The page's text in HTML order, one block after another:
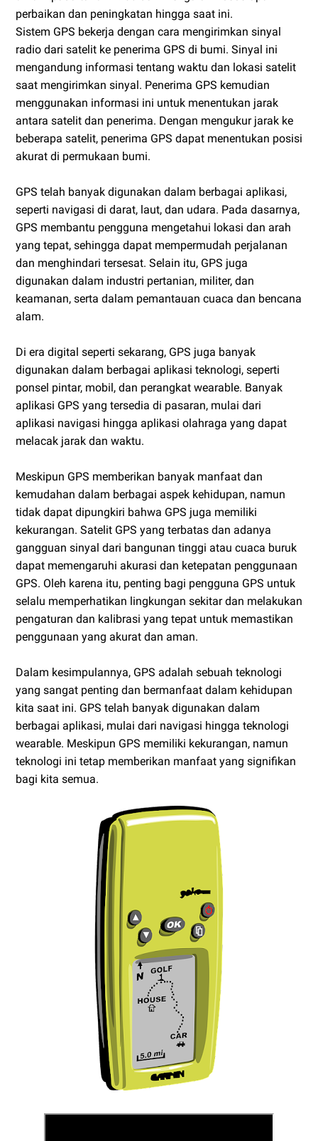
perbaikan dan peningkatan hingga saat ini.
Sistem GPS bekerja dengan cara mengirimkan sinyal
radio dari satelit ke penerima GPS di bumi. Sinyal ini
mengandung informasi tentang waktu dan lokasi satelit
saat mengirimkan sinyal. Penerima GPS kemudian
menggunakan informasi ini untuk menentukan jarak
antara satelit dan penerima. Dengan mengukur jarak ke
beberapa satelit, penerima GPS dapat menentukan posisi
akurat di permukaan bumi.
GPS telah banyak digunakan dalam berbagai aplikasi,
seperti navigasi di darat, laut, dan udara. Pada dasarnya,
GPS membantu pengguna mengetahui lokasi dan arah
yang tepat, sehingga dapat mempermudah perjalanan
dan menghindari tersesat. Selain itu, GPS juga
digunakan dalam industri pertanian, militer, dan
keamanan, serta dalam pemantauan cuaca dan bencana
alam.
Di era digital seperti sekarang, GPS juga banyak
digunakan dalam berbagai aplikasi teknologi, seperti
ponsel pintar, mobil, dan perangkat wearable. Banyak
aplikasi GPS yang tersedia di pasaran, mulai dari
aplikasi navigasi hingga aplikasi olahraga yang dapat
melacak jarak dan waktu.
Meskipun GPS memberikan banyak manfaat dan
kemudahan dalam berbagai aspek kehidupan, namun
tidak dapat dipungkiri bahwa GPS juga memiliki
kekurangan. Satelit GPS yang terbatas dan adanya
gangguan sinyal dari bangunan tinggi atau cuaca buruk
dapat memengaruhi akurasi dan ketepatan penggunaan
GPS. Oleh karena itu, penting bagi pengguna GPS untuk
selalu memperhatikan lingkungan sekitar dan melakukan
pengaturan dan kalibrasi yang tepat untuk memastikan
penggunaan yang akurat dan aman.
Dalam kesimpulannya, GPS adalah sebuah teknologi
yang sangat penting dan bermanfaat dalam kehidupan
kita saat ini. GPS telah banyak digunakan dalam
berbagai aplikasi, mulai dari navigasi hingga teknologi
wearable. Meskipun GPS memiliki kekurangan, namun
teknologi ini tetap memberikan manfaat yang signifikan
bagi kita semua.